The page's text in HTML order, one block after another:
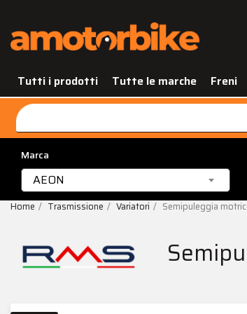
Tutti i prodotti Tutte le marche Freni
Marca
AEON
Home Trasmissione Variatori Semipuleggia